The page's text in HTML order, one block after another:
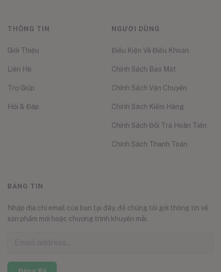
THÔNG TIN
Giới Thiệu
Liên Hệ
Trợ Giúp
Hỏi & Đáp
NGƯỜI DÙNG
Điều Kiện Và Điều Khoản
Chính Sách Bảo Mật
Chính Sách Vận Chuyển
Chính Sách Kiểm Hàng
Chính Sách Đổi Trả Hoàn Tiền
Chính Sách Thanh Toán
BẢNG TIN
Nhập địa chỉ email của bạn tại đây, để chúng tôi gởi thông tin về
sản phẩm mới hoặc chương trình khuyến mãi.